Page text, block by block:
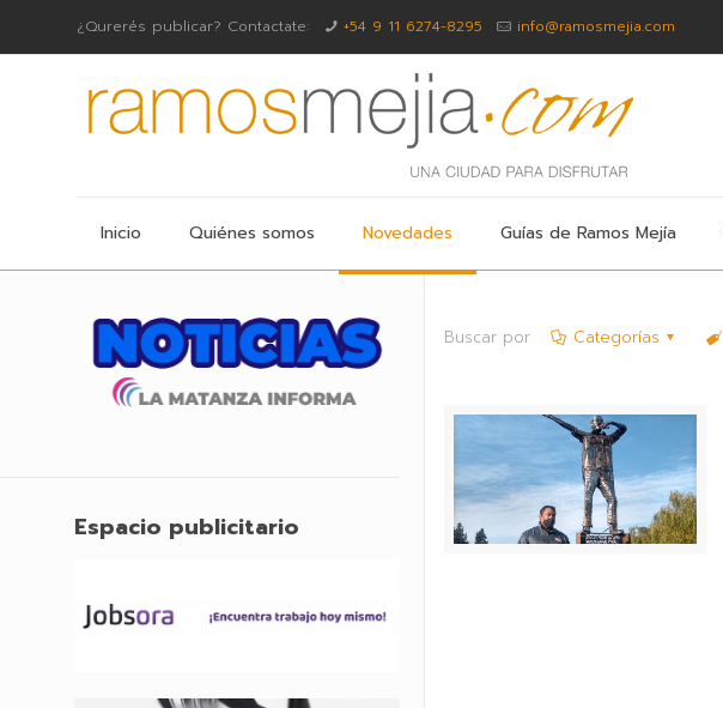
¿Qurerés publicar? Contactate: +54 9 11 6274-8295 info@ramosmejia.com
Inicio Quiénes somos Novedades Guías de Ramos Mejía
Buscar por Categorías
Espacio publicitario